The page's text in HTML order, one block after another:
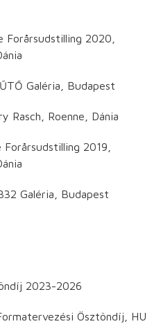
Forårsudstilling 2020,
Galéria, Budapest
Rasch, Roenne, Dánia
2019,
Galéria, Budapest
2023-2026
Ösztöndíj, HU